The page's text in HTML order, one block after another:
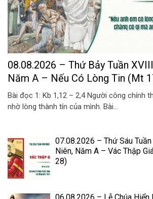
08.08.2026 – Thứ Bảy Tuần
Năm A – Nếu Có Lòng Tin (Mt
Bài đọc 1: Kb 1,12 – 2,4 Người công chính
nhờ lòng thành tín của mình. Bài...
07.08.2026 – Thứ Sáu
Niên, Năm A – Vác Thập
28)